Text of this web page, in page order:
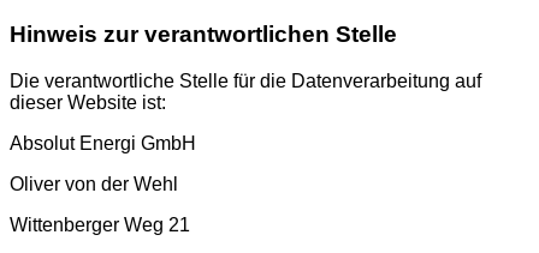
Hinweis zur verantwortlichen Stelle
Die verantwortliche Stelle für die Datenverarbeitung auf
dieser Website ist:
Absolut Energi GmbH
Oliver von der Wehl
Wittenberger Weg 21